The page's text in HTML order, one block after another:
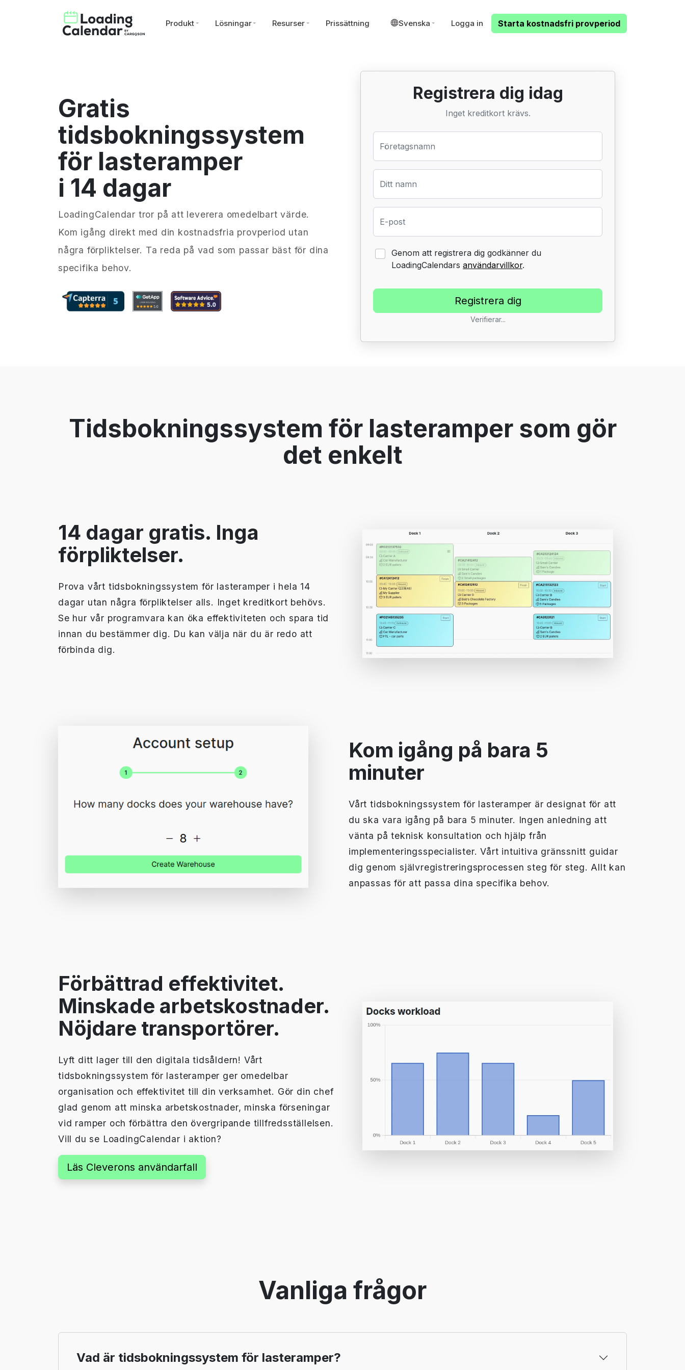
Produkt Lösningar Resurser Prissättning Svenska Logga in Starta kostnadsfri provperiod
Gratis
tidsbokningssystem
för lasteramper
i 14 dagar
LoadingCalendar tror på att leverera omedelbart värde.
Kom igång direkt med din kostnadsfria provperiod utan
några förpliktelser. Ta reda på vad som passar bäst för dina
specifika behov.
Registrera dig idag
Inget kreditkort krävs.
Företagsnamn
Ditt namn
E-post
Genom att registrera dig godkänner du
LoadingCalendars användarvillkor.
Verifierar...
Tidsbokningssystem för lasteramper som gör
det enkelt
14 dagar gratis. Inga
förpliktelser.
Prova vårt tidsbokningssystem för lasteramper i hela 14
dagar utan några förpliktelser alls. Inget kreditkort behövs.
Se hur vår programvara kan öka effektiviteten och spara tid
innan du bestämmer dig. Du kan välja när du är redo att
förbinda dig.
Kom igång på bara 5
minuter
Vårt tidsbokningssystem för lasteramper är designat för att
du ska vara igång på bara 5 minuter. Ingen anledning att
vänta på teknisk konsultation och hjälp från
implementeringsspecialister. Vårt intuitiva gränssnitt guidar
dig genom självregistreringsprocessen steg för steg. Allt kan
anpassas för att passa dina specifika behov.
Förbättrad effektivitet.
Minskade arbetskostnader.
Nöjdare transportörer.
Lyft ditt lager till den digitala tidsåldern! Vårt
tidsbokningssystem för lasteramper ger omedelbar
organisation och effektivitet till din verksamhet. Gör din chef
glad genom att minska arbetskostnader, minska förseningar
vid ramper och förbättra den övergripande tillfredsställelsen.
Vill du se LoadingCalendar i aktion?
Läs Cleverons användarfall
Vanliga frågor
Vad är tidsbokningssystem för lasteramper?